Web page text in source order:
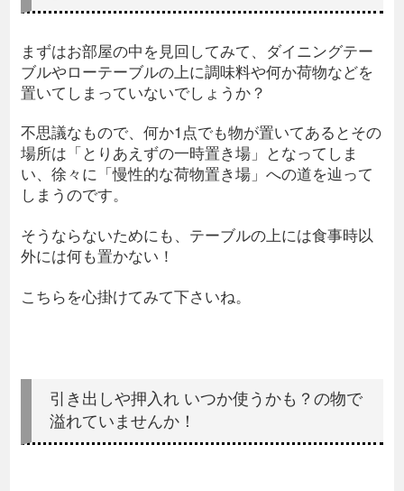
まずはお部屋の中を見回してみて、ダイニングテー
ブルやローテーブルの上に調味料や何か荷物などを
置いてしまっていないでしょうか？
不思議なもので、何か1点でも物が置いてあるとその
場所は「とりあえずの一時置き場」となってしま
い、徐々に「慢性的な荷物置き場」への道を辿って
しまうのです。
そうならないためにも、テーブルの上には食事時以
外には何も置かない！
こちらを心掛けてみて下さいね。
引き出しや押入れ いつか使うかも？の物で
溢れていませんか！